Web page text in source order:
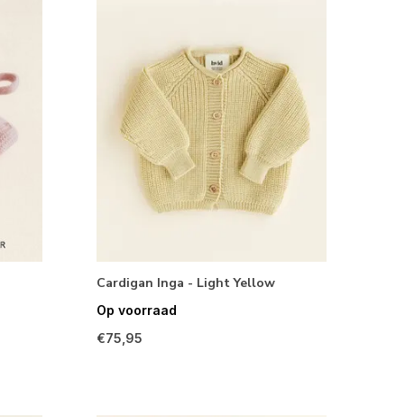
Cardigan Inga - Light Yellow
Op voorraad
€75,95